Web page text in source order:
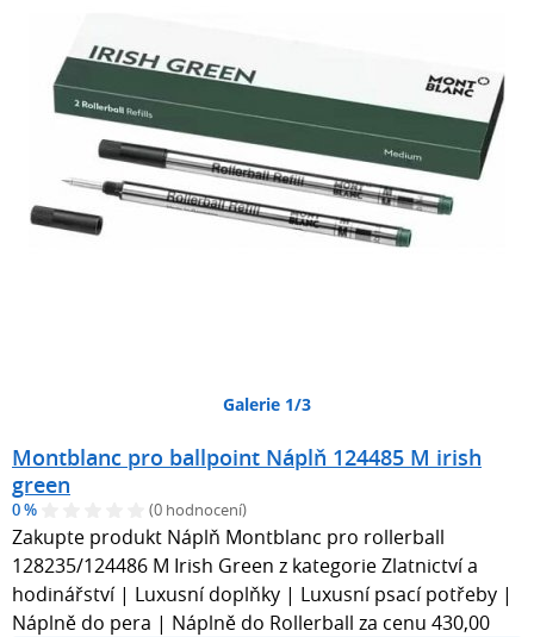
Galerie 1/3
Montblanc pro ballpoint Náplň 124485 M irish
green
0 % (0 hodnocení)
Zakupte produkt Náplň Montblanc pro rollerball
128235/124486 M Irish Green z kategorie Zlatnictví a
hodinářství | Luxusní doplňky | Luxusní psací potřeby |
Náplně do pera | Náplně do Rollerball za cenu 430,00